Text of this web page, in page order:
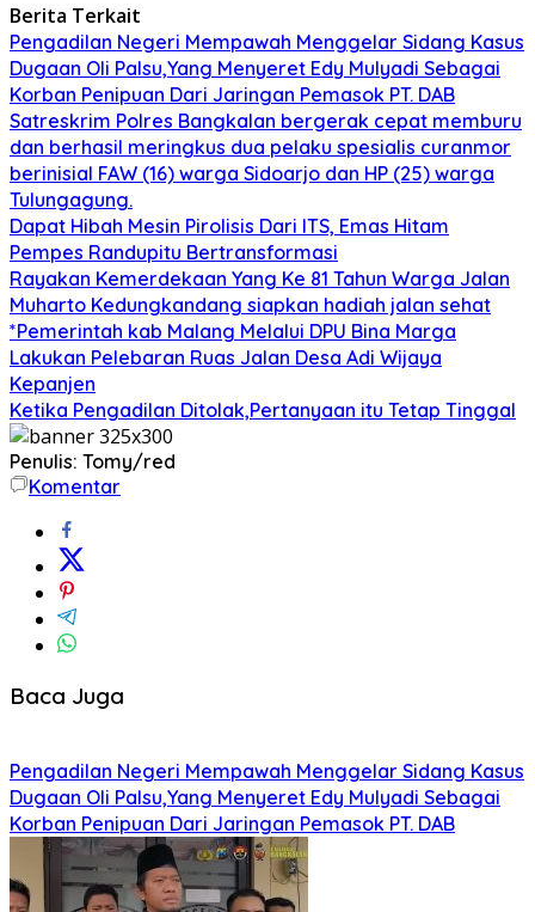
Berita Terkait
Pengadilan Negeri Mempawah Menggelar Sidang Kasus
Dugaan Oli Palsu,Yang Menyeret Edy Mulyadi Sebagai
Korban Penipuan Dari Jaringan Pemasok PT. DAB
Satreskrim Polres Bangkalan bergerak cepat memburu
dan berhasil meringkus dua pelaku spesialis curanmor
berinisial FAW (16) warga Sidoarjo dan HP (25) warga
Tulungagung.
Dapat Hibah Mesin Pirolisis Dari ITS, Emas Hitam
Pempes Randupitu Bertransformasi
Rayakan Kemerdekaan Yang Ke 81 Tahun Warga Jalan
Muharto Kedungkandang siapkan hadiah jalan sehat
*Pemerintah kab Malang Melalui DPU Bina Marga
Lakukan Pelebaran Ruas Jalan Desa Adi Wijaya
Kepanjen
Ketika Pengadilan Ditolak,Pertanyaan itu Tetap Tinggal
Penulis: Tomy/red
Komentar
Baca Juga
Pengadilan Negeri Mempawah Menggelar Sidang Kasus
Dugaan Oli Palsu,Yang Menyeret Edy Mulyadi Sebagai
Korban Penipuan Dari Jaringan Pemasok PT. DAB